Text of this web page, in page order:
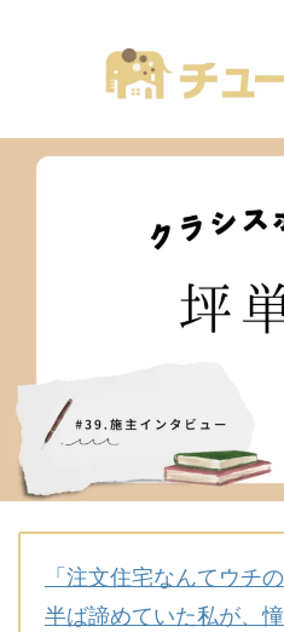
「注文住宅なんてウチ
半ば諦めていた私が、